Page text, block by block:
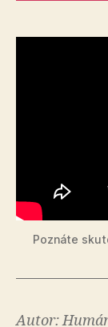
Poznáte
Autor: